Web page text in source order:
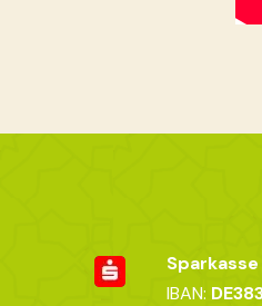
IBAN: